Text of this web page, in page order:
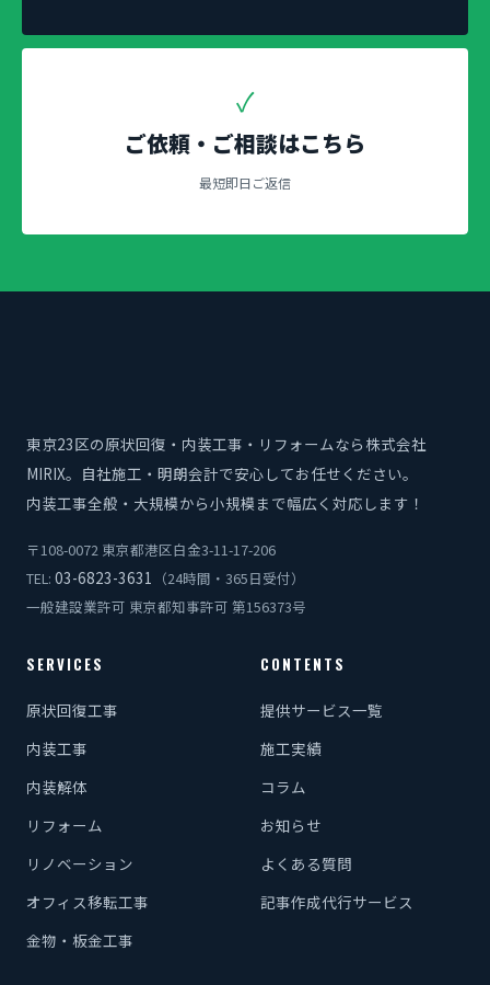
✓
ご依頼・ご相談はこちら
最短即日ご返信
東京23区の原状回復・内装工事・リフォームなら株式会社
MIRIX。自社施工・明朗会計で安心してお任せください。
内装工事全般・大規模から小規模まで幅広く対応します！
〒108-0072 東京都港区白金3-11-17-206
TEL: 03-6823-3631
（24時間・365日受付）
一般建設業許可 東京都知事許可 第156373号
SERVICES
原状回復工事
内装工事
内装解体
リフォーム
リノベーション
オフィス移転工事
金物・板金工事
CONTENTS
提供サービス一覧
施工実績
コラム
お知らせ
よくある質問
記事作成代行サービス